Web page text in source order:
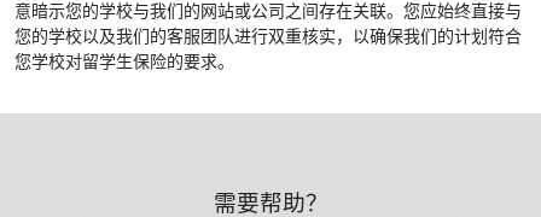
意暗示您的学校与我们的网站或公司之间存在关联。您应始终直接与
您的学校以及我们的客服团队进行双重核实，以确保我们的计划符合
您学校对留学生保险的要求。
需要帮助？